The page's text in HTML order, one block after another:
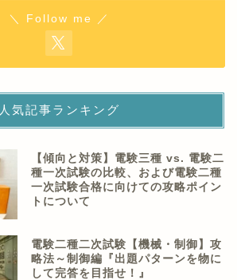
＼ Follow me ／
人気記事ランキング
【傾向と対策】電験三種 vs. 電験二
種一次試験の比較、および電験二種
一次試験合格に向けての攻略ポイン
トについて
電験二種二次試験【機械・制御】攻
略法～制御編『出題パターンを物に
して完答を目指せ！』